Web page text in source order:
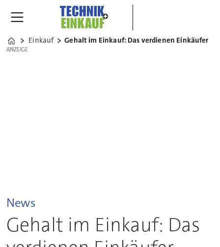
Home
Einkauf Gehalt im Einkauf: Das verdienen Einkäufer
ANZEIGE
ANZEIGE
News
Gehalt im Einkauf: Das